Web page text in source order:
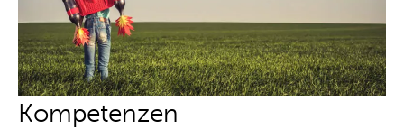
Kompetenzen